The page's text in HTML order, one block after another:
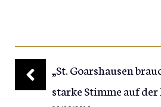
„St. Goarshausen
starke Stimme auf